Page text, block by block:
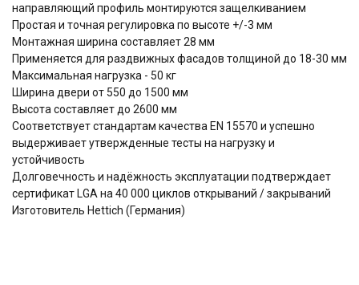
направляющий профиль монтируются защелкиванием
Простая и точная регулировка по высоте +/-3 мм
Монтажная ширина составляет 28 мм
Применяется для раздвижных фасадов толщиной до 18-30 мм
Максимальная нагрузка - 50 кг
Ширина двери от 550 до 1500 мм
Высота составляет до 2600 мм
Соответствует стандартам качества EN 15570 и успешно
выдерживает утвержденные тесты на нагрузку и
устойчивость
Долговечность и надёжность эксплуатации подтверждает
сертификат LGA на 40 000 циклов открываний / закрываний
Изготовитель Hettich (Германия)